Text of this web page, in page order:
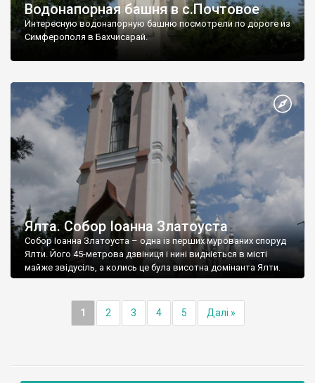
Водонапорная башня в с.Почтовое
Интересную водонапорную башню посмотрели по дороге из
Симферополя в Бахчисарай.
Ялта. Собор Іоанна Златоуста
Собор Іоанна Златоуста – одна із перших мурованих споруд
Ялти. Його 45-метрова дзвіниця і нині видніється в місті
майже звідусіль, а колись це була висотна домінанта Ялти.
1 2 3 4 5 Далі »